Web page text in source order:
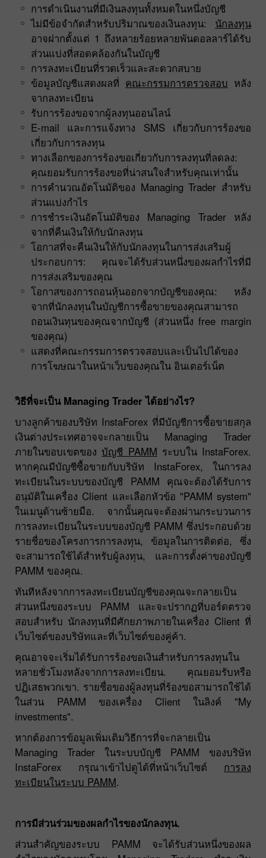
การดำเนินงานที่มีเงินลงทุนทั้งหมดในหนึ่งบัญชี
ไม่มีข้อจำกัดสำหรับปริมาณของเงินลงทุน: นักลงทุน
อาจฝากตั้งแต่ 1 ถึงหลายร้อยหลายพันดอลลาร์ได้รับ
ส่วนแบ่งที่สอดคล้องกันในบัญชี
การลงทะเบียนที่รวดเร็วและสะดวกสบาย
ข้อมูลบัญชีแสดงผลที่ คณะกรรมการตรวจสอบ หลัง
จากลงทะเบียน
รับการร้องขอจากผู้ลงทุนออนไลน์
E-mail และการแจ้งทาง SMS เกี่ยวกับการร้องขอ
เกี่ยวกับการลงทุน
ทางเลือกของการร้องขอเกี่ยวกับการลงทุนที่ลดลง:
คุณยอมรับการร้องขอที่น่าสนใจสำหรับคุณเท่านั้น
การคำนวณอัตโนมัติของ Managing Trader สำหรับ
ส่วนแบ่งกำไร
การชำระเงินอัตโนมัติของ Managing Trader หลัง
จากที่คืนเงินให้กับนักลงทุน
โอกาสที่จะคืนเงินให้กับนักลงทุนในการส่งเสริมผู้
ประกอบการ: คุณจะได้รับส่วนหนึ่งของผลกำไรที่มี
การส่งเสริมของคุณ
โอกาสของการถอนหุ้นออกจากบัญชีของคุณ: หลัง
จากที่นักลงทุนในบัญชีการซื้อขายของคุณสามารถ
ถอนเงินทุนของคุณจากบัญชี (ส่วนหนึ่ง free margin
ของคุณ)
แสดงที่คณะกรรมการตรวจสอบและเป็นไปได้ของ
การโฆษณาในหน้าเว็บของคุณใน อินเตอร์เน็ต
วิธีที่จะเป็น Managing Trader ได้อย่างไร?
บางลูกค้าของบริษัท InstaForex ที่มีบัญชีการซื้อขายสกุล
เงินต่างประเทศอาจจะกลายเป็น Managing Trader
ภายในขอบเขตของบัญชี PAMM ระบบใน InstaForex.
หากคุณมีบัญชีซื้อขายกับบริษัท InstaForex, ในการลง
ทะเบียนในระบบของบัญชี PAMM คุณจะต้องได้รับการ
อนุมัติในเครื่อง Client และเลือกหัวข้อ "PAMM system"
ในเมนูด้านซ้ายมือ. จากนั้นคุณจะต้องผ่านกระบวนการ
การลงทะเบียนในระบบของบัญชี PAMM ซึ่งประกอบด้วย
รายชื่อของโครงการการลงทุน, ข้อมูลในการติดต่อ, ซึ่ง
จะสามารถใช้ได้สำหรับผู้ลงทุน, และการตั้งค่าของบัญชี
PAMM ของคุณ.
ทันทีหลังจากการลงทะเบียนบัญชีของคุณจะกลายเป็น
ส่วนหนึ่งของระบบ PAMM และจะปรากฏที่บอร์ดตรวจ
สอบสำหรับ นักลงทุนที่มีศักยภาพภายในเครื่อง Client ที่
เว็บไซต์ของบริษัทและที่เว็บไซต์ของคู่ค้า.
คุณอาจจะเริ่มได้รับการร้องขอเงินสำหรับการลงทุนใน
หลายชั่วโมงหลังจากการลงทะเบียน. คุณยอมรับหรือ
ปฏิเสธพวกเขา. รายชื่อของผู้ลงทุนที่ร้องขอสามารถใช้ได้
ในส่วน PAMM ของเครื่อง Client ในลิงค์ "My
investments".
หากต้องการข้อมูลเพิ่มเติมวิธีการที่จะกลายเป็น
Managing Trader ในระบบบัญชี PAMM ของบริษัท
InstaForex กรุณาเข้าไปดูได้ที่หน้าเว็บไซต์ การลง
ทะเบียนในระบบ PAMM.
การมีส่วนร่วมของผลกำไรของนักลงทุน.
ส่วนสำคัญของระบบ PAMM จะได้รับส่วนหนึ่งของผล